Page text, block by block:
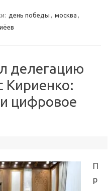
день победы , москва ,
делегацию
Кириенко:
цифровое
П
р